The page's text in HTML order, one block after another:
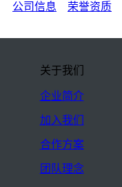
公司信息
荣誉资质
关于我们
企业简介
加入我们
合作方案
团队理念